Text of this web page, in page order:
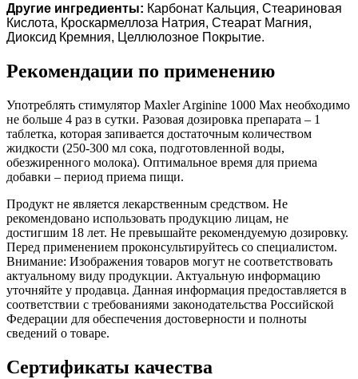
Другие ингредиенты: Карбонат Кальция, Стеариновая
Кислота, Кроскармеллоза Натрия, Стеарат Магния,
Диоксид Кремния, Целлюлозное Покрытие.
Рекомендации по применению
Употреблять стимулятор Maxler Arginine 1000 Max необходимо
не больше 4 раз в сутки. Разовая дозировка препарата – 1
таблетка, которая запивается достаточным количеством
жидкости (250-300 мл сока, подготовленной воды,
обезжиренного молока). Оптимальное время для приема
добавки – период приема пищи.
Продукт не является лекарственным средством. Не
рекомендовано использовать продукцию лицам, не
достигшим 18 лет. Не превышайте рекомендуемую дозировку.
Перед применением проконсультируйтесь со специалистом.
Внимание: Изображения товаров могут не соответствовать
актуальному виду продукции. Актуальную информацию
уточняйте у продавца. Данная информация предоставляется в
соответствии с требованиями законодательства Российской
Федерации для обеспечения достоверности и полноты
сведений о товаре.
Сертификаты качества